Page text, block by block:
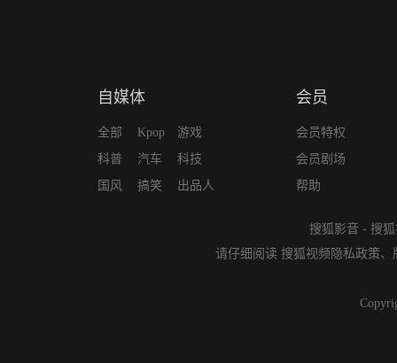
自媒体
全部
科普
国风
Kpop
汽车
搞笑
游戏
科技
出品人
会员
会员特权
会员剧场
帮助
搜狐影音 - 搜
请仔细阅读 搜狐视频隐私政策、